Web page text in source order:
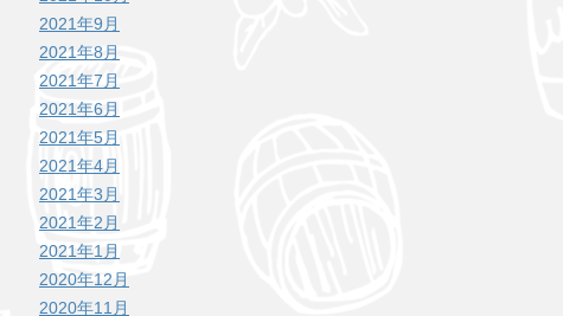
2021年9月
2021年8月
2021年7月
2021年6月
2021年5月
2021年4月
2021年3月
2021年2月
2021年1月
2020年12月
2020年11月